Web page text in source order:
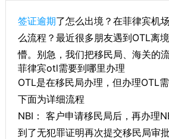
签证逾期了怎么出境？在菲律宾机
么流程？最近很多朋友遇到OTL离
懵。别急，我们把移民局、海关的
菲律宾otl需要到哪里办理
OTL是在移民局办理，但办理OTL需
下面为详细流程
NBI： 客户申请移民局后，再办理
到了无犯罪证明再次提交移民局审批